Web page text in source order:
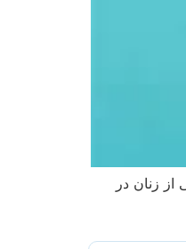
زنان در